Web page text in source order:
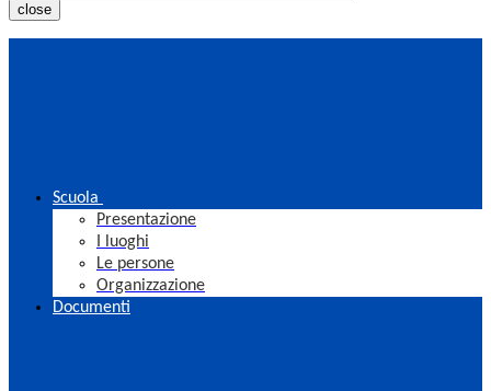
close
Scuola
Presentazione
I luoghi
Le persone
Organizzazione
Documenti